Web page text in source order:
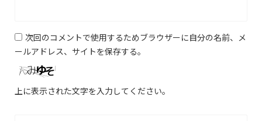
次回のコメントで使用するためブラウザーに自分の名前、メ
ールアドレス、サイトを保存する。
上に表示された文字を入力してください。